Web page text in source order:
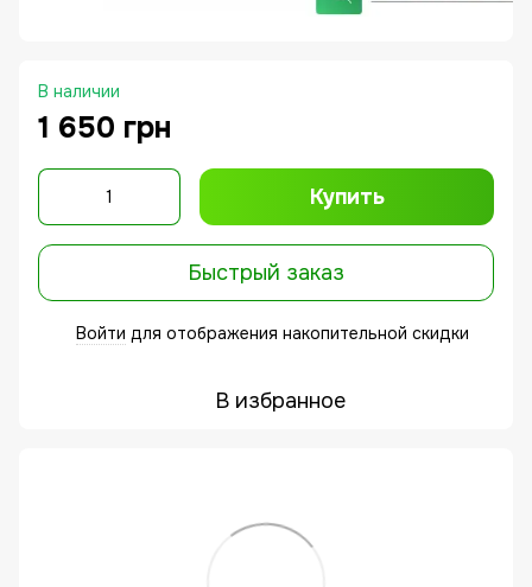
В наличии
1 650 грн
Купить
Быстрый заказ
Войти для отображения накопительной скидки
В избранное